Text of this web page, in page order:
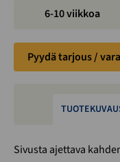
6-10 viikkoa
Pyydä tarjous /
Sivusta ajettava